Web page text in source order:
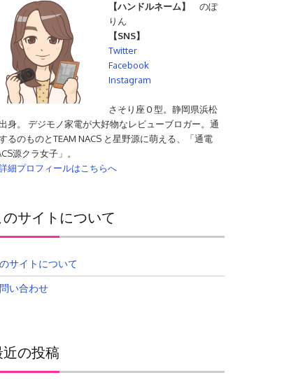
【ハンドルネーム】
のぽ
りん
【SNS】
Twitter
Facebook
Instagram
さそり座Ｏ型。静岡県浜松
身。 デジモノ家電が大好物なレビューブロガー。通
るのものとTEAM NACS と星野源に萌える、「通電
源クラ女子」。
細プロフィールはこちらへ
のサイトについて
サイトについて
い合わせ
近の投稿